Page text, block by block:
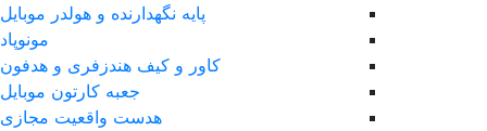
پایه نگهدارنده و هولدر موبایل
مونوپاد
کاور و کیف هندزفری و هدفون
جعبه کارتون موبایل
هدست واقعیت مجازی